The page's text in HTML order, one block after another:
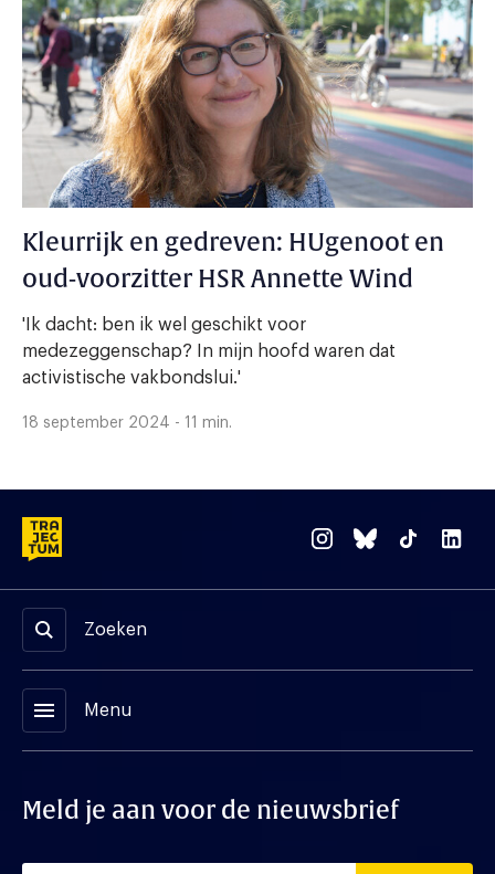
Kleurrijk en gedreven: HUgenoot en
oud-voorzitter HSR Annette Wind
'Ik dacht: ben ik wel geschikt voor
medezeggenschap? In mijn hoofd waren dat
activistische vakbondslui.'
18 september 2024 - 11 min.
Zoeken
menu Menu
Meld je aan voor de nieuwsbrief